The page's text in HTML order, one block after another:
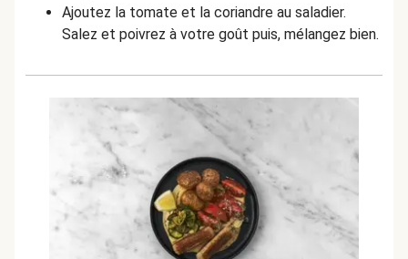
Ajoutez la tomate et la coriandre au saladier.
Salez et poivrez à votre goût puis, mélangez bien.